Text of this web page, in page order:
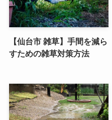
【仙台市 雑草】手間を減ら
すための雑草対策方法